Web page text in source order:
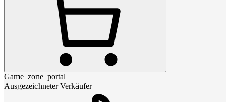
Game_zone_portal
Ausgezeichneter Verkäufer